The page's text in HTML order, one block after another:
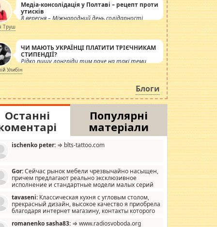
Медіа-консолідація у Полтаві – рецепт проти
утисків
8 вересня – Міжнародний день солідарності
журналістів.
Труш
ЧИ МАЮТЬ УКРАЇНЦІ ПЛАТИТИ ТРІЄЧНИКАМ
СТИПЕНДІЇ?
Рідко пишу лонгріди тим паче на такі теми,
але вже просто дістало! Обурюють сьогоднішні
інсенуації навколо стипендіального питання.
Штучно роздувається ще одна соціальна
катастрофа.
Улибін
Блоги
Останні
Популярні
матеріали
ischenko peter: ⇒ blts-tattoo.com
Gor:Сейчас рынок мебели чрезвычайно насыщен,
причем предлагают реально эксклюзивное
исполнение и стандартные модели малых серий
мало походит на стандартные формы, в MebelOk,
и что главное - со вкусом все в порядке,
ненужных наворотов удорожающих мебель, а это не
tavaseni: Классическая кухня с угловым столом,
прекрасный дизайн, высокое качество я приобрела
благодаря интернет магазину, контакты которого
romanenko sasha83: ⇒ www.radiosvoboda.org